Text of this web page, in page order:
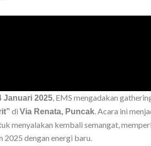
Januari 2025, EMS mengadakan
di Via Renata, Puncak. Acara ini
menyalakan kembali semangat,
2025 dengan energi baru.